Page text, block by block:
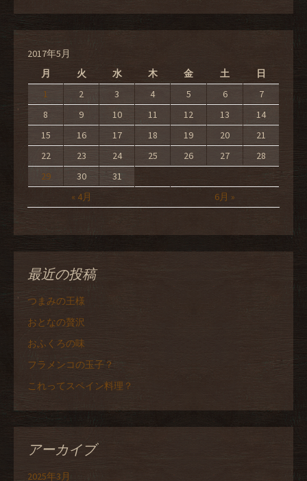
2017年5月
月
火 水 木 金 土 日
« 4月 6月 »
1 2 3 4 5 6
7
8
9 10 11 12 13
14
15
16 17 18 19 20
21
22
23 24 25 26 27
28
29
30 31
最近の投稿
つまみの王様
おとなの贅沢
おふくろの味
フラメンコの玉子？
これってスペイン料理？
アーカイブ
2025年3月